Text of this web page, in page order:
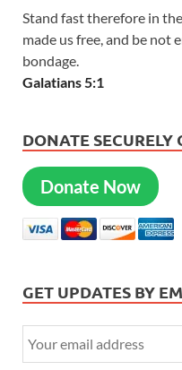
Stand fast therefore in
made us free, and be not
bondage.
Galatians 5:1
DONATE SECURELY
Donate Now
GET UPDATES BY